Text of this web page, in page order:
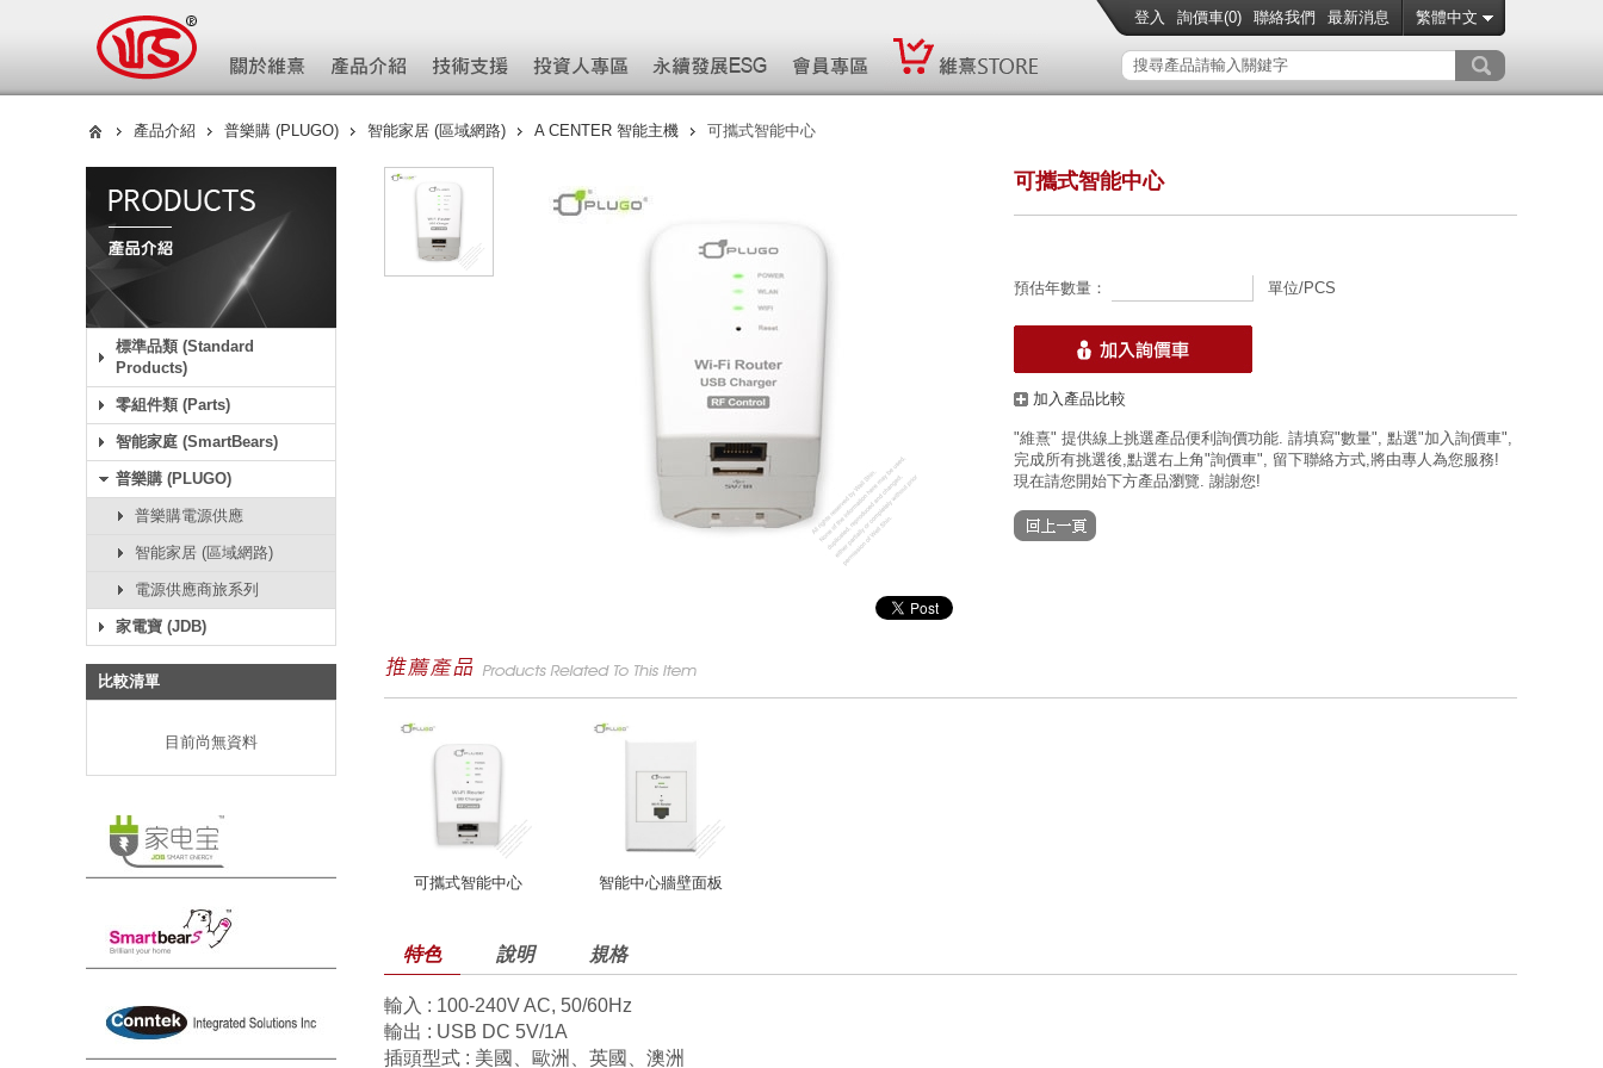
登入 詢價車(0) 聯絡我們 最新消息 繁體中文
產品介紹 普樂購 (PLUGO) 智能家居 (區域網路) A CENTER 智能主機 可攜式智能中心
標準品類 (Standard
Products)
零組件類 (Parts)
智能家庭 (SmartBears)
普樂購 (PLUGO)
普樂購電源供應
智能家居 (區域網路)
電源供應商旅系列
家電寶 (JDB)
比較清單
目前尚無資料
可攜式智能中心
預估年數量： 單位/PCS
加入產品比較
"維熹" 提供線上挑選產品便利詢價功能. 請填寫"數量", 點選"加入詢價車",
完成所有挑選後,點選右上角"詢價車", 留下聯絡方式,將由專人為您服務!
現在請您開始下方產品瀏覽. 謝謝您!
可攜式智能中心 智能中心牆壁面板
特色 說明 規格
輸入 : 100-240V AC, 50/60Hz
輸出 : USB DC 5V/1A
插頭型式 : 美國、歐洲、英國、澳洲